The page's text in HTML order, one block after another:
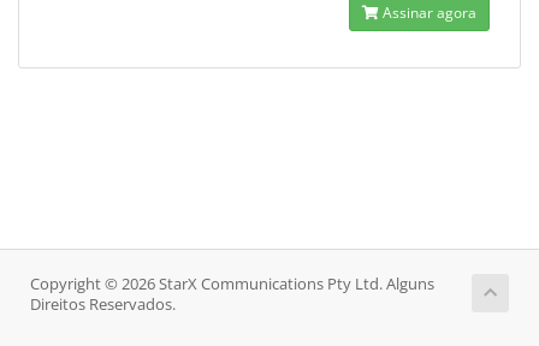
Assinar agora
Copyright © 2026 StarX Communications Pty Ltd. Alguns
Direitos Reservados.